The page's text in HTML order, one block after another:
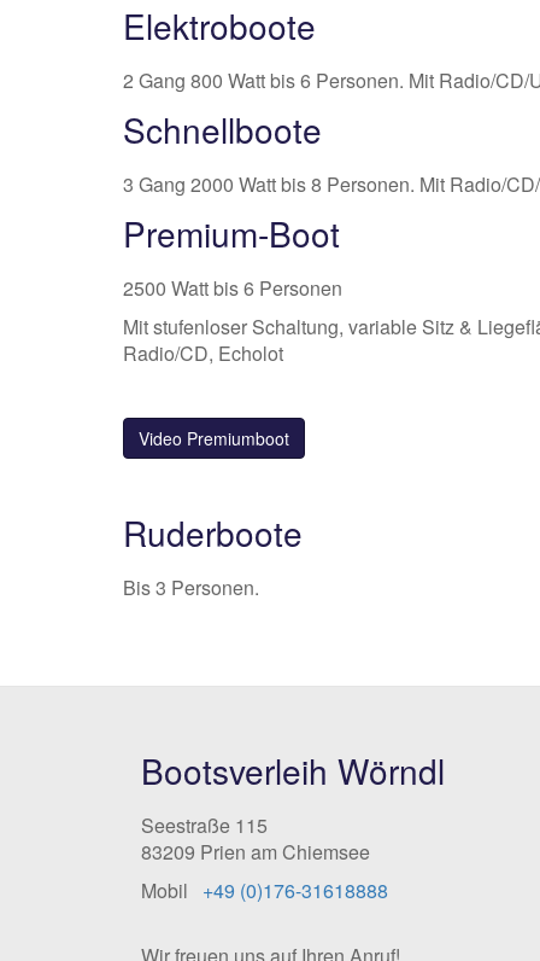
Elektroboote
2 Gang 800 Watt bis 6 Personen. Mit Radio/
Schnellboote
3 Gang 2000 Watt bis 8 Personen. Mit Radio/
Premium-Boot
2500 Watt bis 6 Personen
Mit stufenloser Schaltung, variable Sitz &
Radio/CD, Echolot
Video Premiumboot
Ruderboote
Bis 3 Personen.
Bootsverleih Wörndl
Seestraße 115
83209 Prien am Chiemsee
Mobil
+49 (0)176-31618888